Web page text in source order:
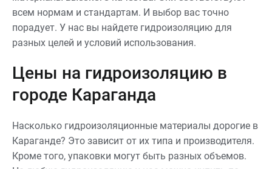
всем нормам и стандартам. И выбор вас точно
порадует. У нас вы найдете гидроизоляцию для
разных целей и условий использования.
Цены на гидроизоляцию в
городе Караганда
Насколько гидроизоляционные материалы дорогие в
Караганде? Это зависит от их типа и производителя.
Кроме того, упаковки могут быть разных объемов.